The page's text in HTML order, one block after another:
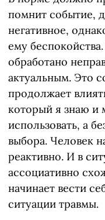
помнит событие,
негативное,
ему
обработано
актуальным. Это
продолжает
который я знаю и
использовать, а
выбора. Человек
реактивно. И в
ассоциативно
начинает вести
ситуации травмы.